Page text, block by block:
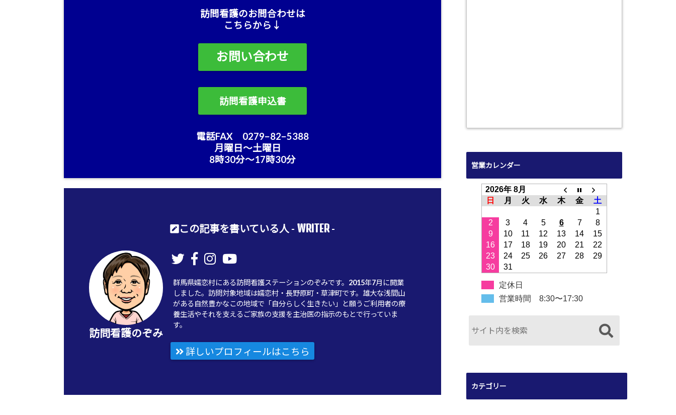
訪問看護のお問合わせは
こちらから↓
お問い合わせ
訪問看護申込書
電話FAX 0279−82−5388
月曜日〜土曜日
8時30分〜17時30分
この記事を書いている人 - WRITER-
訪問看護のぞみ
群馬県嬬恋村にある訪問看護ステーションのぞみです。2015年7月に開業
しました。訪問対象地域は嬬恋村・長野原町・草津町です。雄大な浅間山
がある自然豊かなこの地域で「自分らしく生きたい」と願うご利用者の療
養生活やそれを支えるご家族の支援を主治医の指示のもとで行っていま
す。
詳しいプロフィールはこちら
営業カレンダー
2026年 8月
日
月 火 水 木 金
土
1
2
3 4 5 6 7
8
9
10 11 12 13 14
15
16
17 18 19 20 21
22
23
24 25 26 27 28
29
30
31
定休日
営業時間 8:30〜17:30
カテゴリー